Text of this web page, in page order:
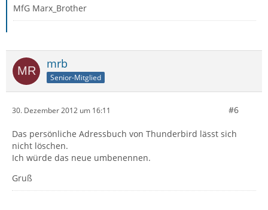
MfG Marx_Brother
mrb
Senior-Mitglied
30. Dezember 2012 um 16:11 #6
Das persönliche Adressbuch von Thunderbird lässt sich
nicht löschen.
Ich würde das neue umbenennen.
Gruß